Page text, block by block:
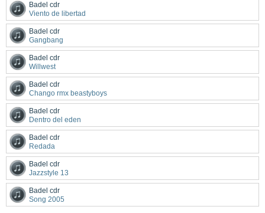
Badel cdr
Viento de libertad
Badel cdr
Gangbang
Badel cdr
Willwest
Badel cdr
Chango rmx beastyboys
Badel cdr
Dentro del eden
Badel cdr
Redada
Badel cdr
Jazzstyle 13
Badel cdr
Song 2005